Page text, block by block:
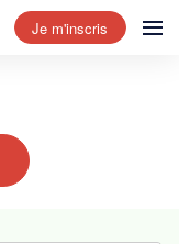
Je m'inscris